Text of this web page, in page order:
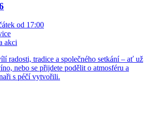
od 17:00
akci
radosti, tradice a společného setkání – ať už
nebo se přijdete podělit o atmosféru a
s péčí vytvořili.